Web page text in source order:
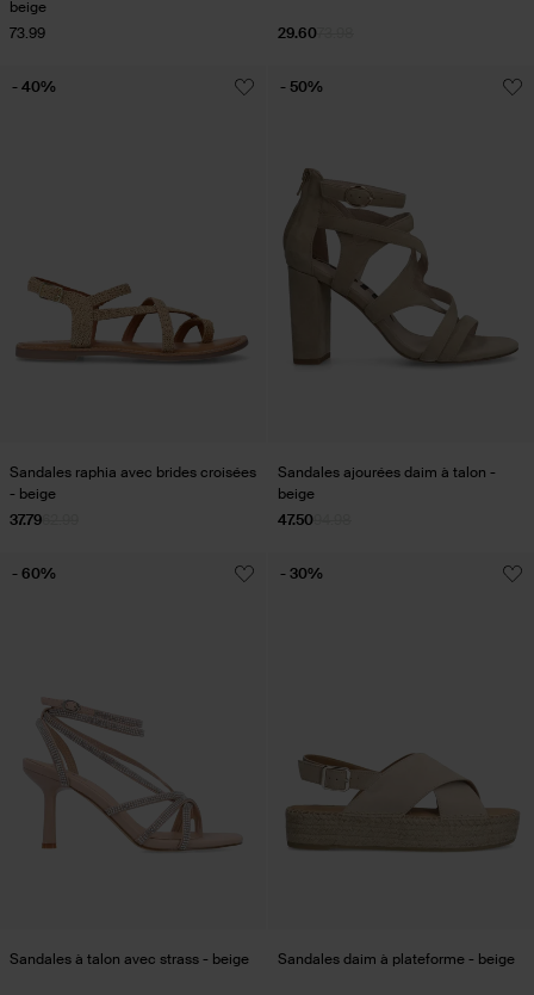
beige
73.99
29.60
Sandales raphia avec brides croisées
- beige
37.79
- 40%
Sandales ajourées daim à talon -
beige
47.50
- 50%
Sandales à talon avec strass - beige
- 60%
Sandales daim à plateforme - beige
- 30%